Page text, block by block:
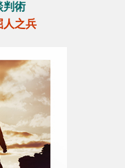
判術
人之兵